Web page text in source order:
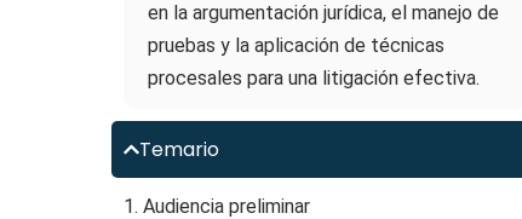
en la argumentación jurídica, el manejo de
pruebas y la aplicación de técnicas
procesales para una litigación efectiva.
Temario
1. Audiencia preliminar